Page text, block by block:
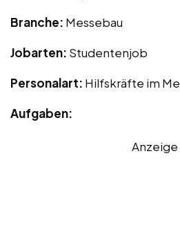
Branche: Messebau
Jobarten: Studentenjob
Personalart: Hilfskräfte im
Aufgaben:
Anzeige